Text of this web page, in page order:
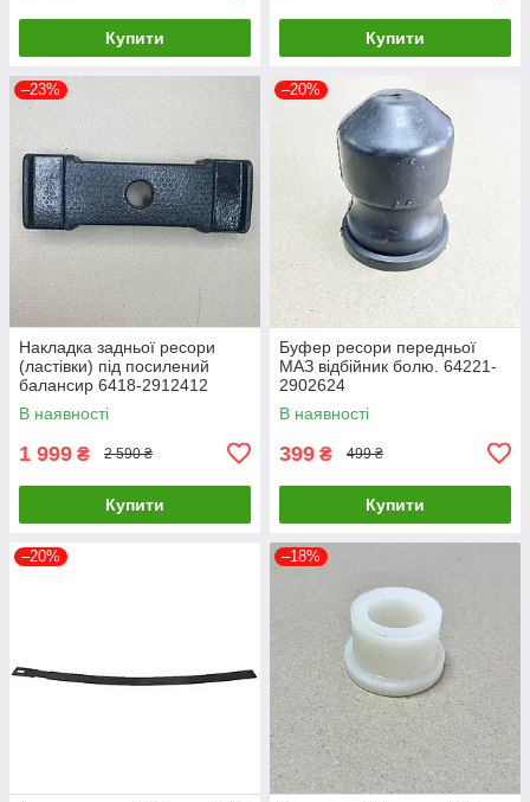
Купити Купити
–23%
Накладка задньої ресори
(ластівки) під посилений
балансир 6418-2912412
В наявності
1 999 ₴ 2 590 ₴
Купити
–20%
Буфер ресори передньої
МАЗ відбійник болю. 64221-
2902624
В наявності
399 ₴ 499 ₴
Купити
–20% –18%